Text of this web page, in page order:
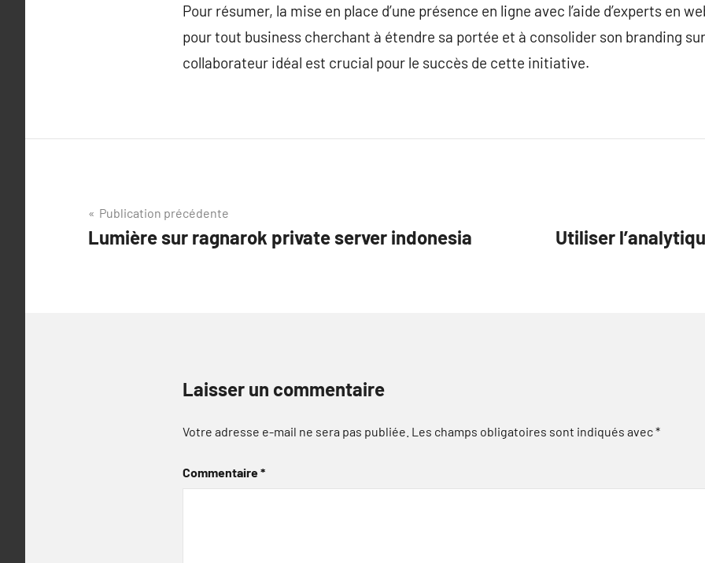
Pour résumer, la mise en place d’une présence en ligne avec l’aide d’experts en
pour tout business cherchant à étendre sa portée et à consolider son branding
collaborateur idéal est crucial pour le succès de cette initiative.
Navigation
de
Publication précédente
Lumière sur ragnarok private server indonesia Utiliser
Laisser un commentaire
Votre adresse e-mail ne sera pas publiée. Les champs obligatoires sont indiqués avec*
Commentaire*